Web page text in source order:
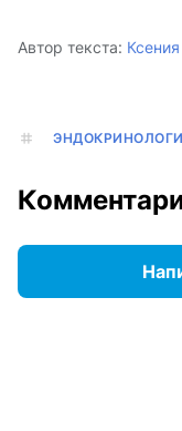
Автор текста: